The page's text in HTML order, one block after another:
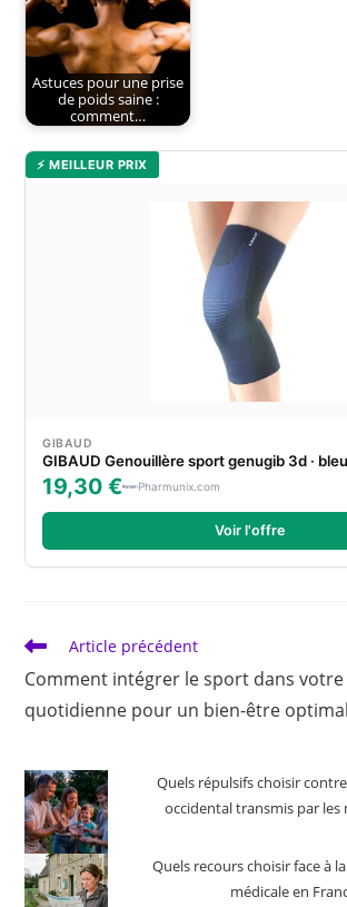
Astuces pour une prise
de poids saine :
comment…
⚡ MEILLEUR PRIX
GIBAUD
GIBAUD Genouillère sport genugib 3d ·
19,30 € Pharmunix.com
Voir l'offre
Read
articles
Article précédent
Comment intégrer le sport dans votre
quotidienne pour un bien-être optimal
Quels répulsifs choisir
occidental transmis par les
Quels recours choisir face à
médicale en